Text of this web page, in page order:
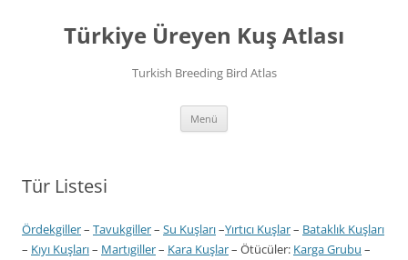
Türkiye Üreyen Kuş Atlası
Turkish Breeding Bird Atlas
Menü
Tür Listesi
Ördekgiller– Tavukgiller– Su Kuşları–Yırtıcı Kuşlar– Bataklık Kuşları
– Kıyı Kuşları– Martıgiller– Kara Kuşlar– Ötücüler: Karga Grubu –